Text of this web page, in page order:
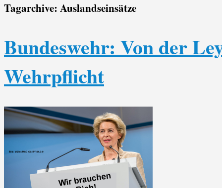
Tagarchive: Auslandseinsätze
Bundeswehr: Von der
Wehrpflicht